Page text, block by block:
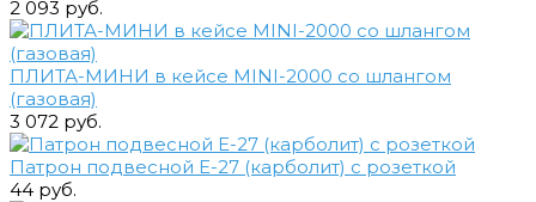
2 093 руб.
ПЛИТА-МИНИ в кейсе MINI-2000 со шлангом
(газовая)
3 072 руб.
Патрон подвесной Е-27 (карболит) с розеткой
44 руб.